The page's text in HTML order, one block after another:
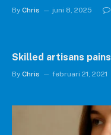
By Chris juni 8, 2025
Skilled artisans
By Chris februari 21, 2021